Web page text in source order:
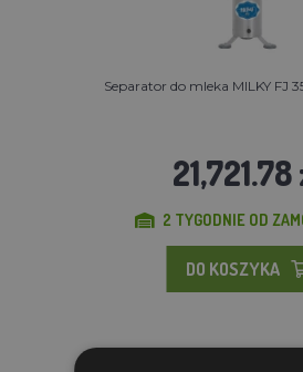
Separator do mleka MILKY FJ
21,721.78
2 TYGODNIE OD
DO KOSZYKA